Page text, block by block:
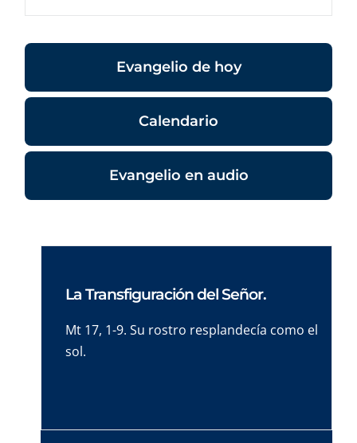
Evangelio de hoy
Calendario
Evangelio en audio
La Transfiguración del Señor.
Mt 17, 1-9. Su rostro resplandecía como el
sol.